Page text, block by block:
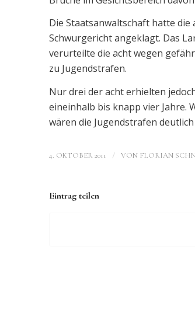
Die Staatsanwaltschaft hatte
Schwurgericht angeklagt. Das
verurteilte die acht wegen
zu Jugendstrafen.
Nur drei der acht erhielten
eineinhalb bis knapp vier Jahre.
wären die Jugendstrafen
4. OKTOBER 2011 / VON FLORIAN
Eintrag teilen